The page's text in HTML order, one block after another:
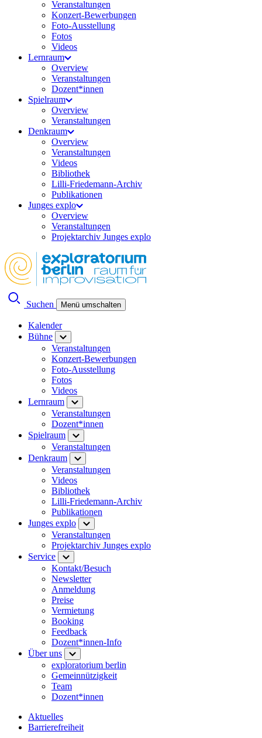
Veranstaltungen
Konzert-Bewerbungen
Foto-Ausstellung
Fotos
Videos
Lernraum
Overview
Veranstaltungen
Dozent*innen
Spielraum
Overview
Veranstaltungen
Denkraum
Overview
Veranstaltungen
Videos
Bibliothek
Lilli-Friedemann-Archiv
Publikationen
Junges explo
Overview
Veranstaltungen
Projektarchiv Junges explo
Suchen Menü umschalten
Kalender
Bühne
Veranstaltungen
Konzert-Bewerbungen
Foto-Ausstellung
Fotos
Videos
Lernraum
Veranstaltungen
Dozent*innen
Spielraum
Veranstaltungen
Denkraum
Veranstaltungen
Videos
Bibliothek
Lilli-Friedemann-Archiv
Publikationen
Junges explo
Veranstaltungen
Projektarchiv Junges explo
Service
Kontakt/Besuch
Newsletter
Anmeldung
Preise
Vermietung
Booking
Feedback
Dozent*innen-Info
Über uns
exploratorium berlin
Gemeinnützigkeit
Team
Dozent*innen
Aktuelles
Barrierefreiheit